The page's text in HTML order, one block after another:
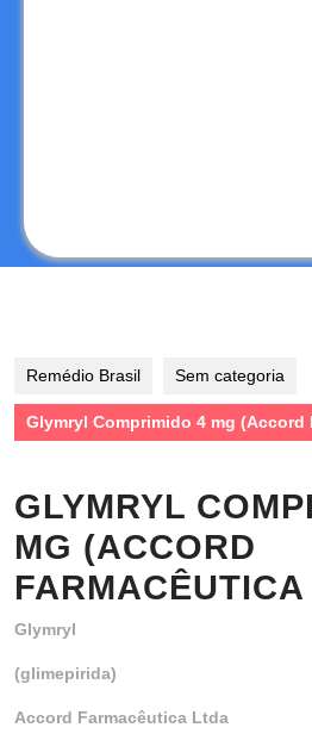
Remédio Brasil Sem categoria
Glymryl Comprimido 4 mg (Accord
GLYMRYL
MG (ACCORD
Glymryl
(glimepirida)
Accord Farmacêutica Ltda